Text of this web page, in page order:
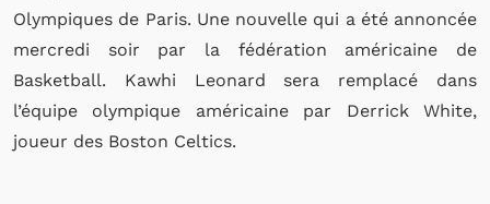
Olympiques de Paris. Une nouvelle qui a été annoncée
mercredi soir par la fédération américaine de
Basketball. Kawhi Leonard sera remplacé dans
l’équipe olympique américaine par Derrick White,
joueur des Boston Celtics.